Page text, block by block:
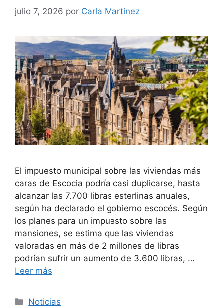
julio 7, 2026 por Carla Martinez
El impuesto municipal sobre las viviendas más
caras de Escocia podría casi duplicarse, hasta
alcanzar las 7.700 libras esterlinas anuales,
según ha declarado el gobierno escocés. Según
los planes para un impuesto sobre las
mansiones, se estima que las viviendas
valoradas en más de 2 millones de libras
podrían sufrir un aumento de 3.600 libras, …
Leer más
Categorías
Noticias